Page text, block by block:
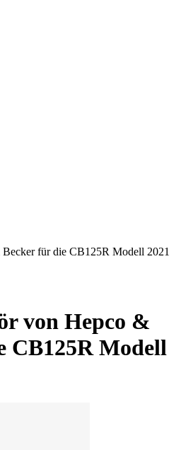
für die CB125R Modell 2021
von Hepco &
CB125R Modell